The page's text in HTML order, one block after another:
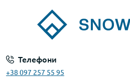
Телефони
+38 097 257 55 95